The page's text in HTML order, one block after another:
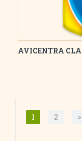
AVICENTRA
1 2 >